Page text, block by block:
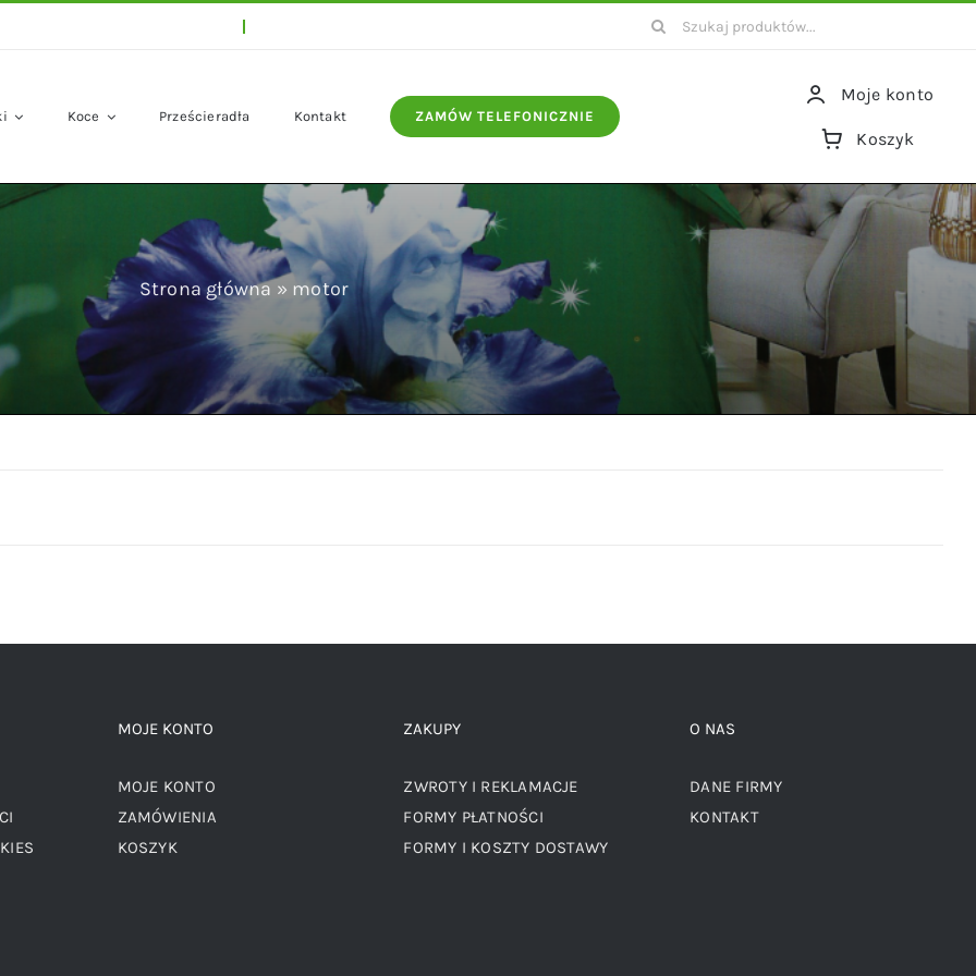
Szukaj
Koce Prześcieradła Kontakt ZAMÓW TELEFONICZNIE
Moje konto
Koszyk
Strona główna » motor
MOJE KONTO
MOJE KONTO
ZAMÓWIENIA
KOSZYK
ZAKUPY
ZWROTY I REKLAMACJE
FORMY PŁATNOŚCI
FORMY I KOSZTY DOSTAWY
O NAS
DANE FIRMY
KONTAKT